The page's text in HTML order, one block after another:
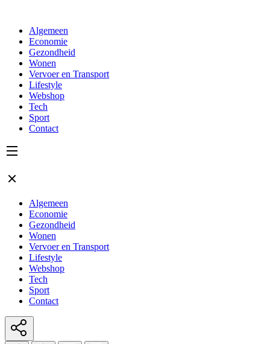
Algemeen
Economie
Gezondheid
Wonen
Vervoer en Transport
Lifestyle
Webshop
Tech
Sport
Contact
Algemeen
Economie
Gezondheid
Wonen
Vervoer en Transport
Lifestyle
Webshop
Tech
Sport
Contact